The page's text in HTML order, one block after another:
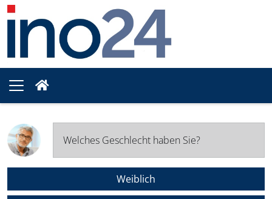
Welches Geschlecht haben Sie?
Weiblich